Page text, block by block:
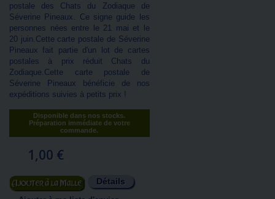
postale des Chats du Zodiaque de
Séverine Pineaux. Ce signe guide les
personnes nées entre le 21 mai et le
20 juin.Cette carte postale de Séverine
Pineaux fait partie d'un lot de cartes
postales à prix réduit Chats du
Zodiaque.Cette carte postale de
Séverine Pineaux bénéficie de nos
expéditions suivies à petits prix !
Disponible dans nos stocks.
Préparation immédiate de votre
commande.
1,00 €
Ajouter au panier Détails